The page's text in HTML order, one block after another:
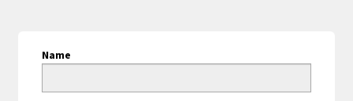
Name